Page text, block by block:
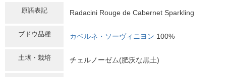
原語表記 Radacini Rouge de Cabernet Sparkling
ブドウ品種 カベルネ・ソーヴィニヨン 100%
土壌・栽培 チェルノーゼム(肥沃な黒土)